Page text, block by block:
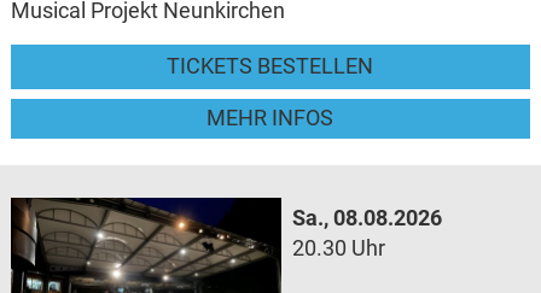
Musical Projekt Neunkirchen
TICKETS BESTELLEN
MEHR INFOS
Sa., 08.08.2026
20.30 Uhr